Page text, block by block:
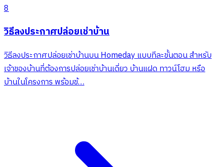
8
วิธีลงประกาศปล่อยเช่าบ้าน
วิธีลงประกาศปล่อยเช่าบ้านบน Homeday แบบทีละขั้นตอน สำหรับ
เจ้าของบ้านที่ต้องการปล่อยเช่าบ้านเดี่ยว บ้านแฝด ทาวน์โฮม หรือ
บ้านในโครงการ พร้อมข้…